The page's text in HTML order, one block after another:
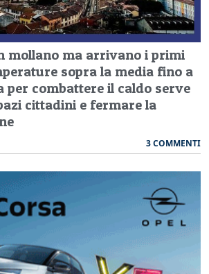
mollano ma arrivano i primi
sopra la media fino a
per combattere il caldo serve
cittadini e fermare la
3 COMMENTI